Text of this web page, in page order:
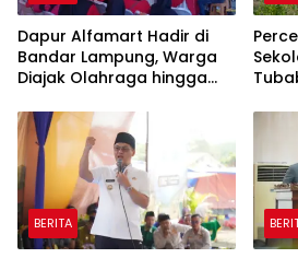
Dapur Alfamart Hadir di
Bandar Lampung, Warga
Diajak Olahraga hingga
BERITA